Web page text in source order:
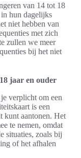
van 14 tot 18
hun dagelijks
niet hebben van
met zich
zullen we meer
bij het niet
jaar en ouder
verplicht om een
is een
kunt aantonen. Het
te nemen, omdat
situaties, zoals bij
of het afhalen